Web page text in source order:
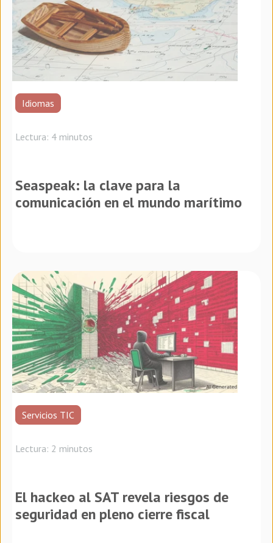
Idiomas
Lectura: 4 minutos
Seaspeak: la clave para la
comunicación en el mundo marítimo
Servicios TIC
Lectura: 2 minutos
El hackeo al SAT revela riesgos de
seguridad en pleno cierre fiscal